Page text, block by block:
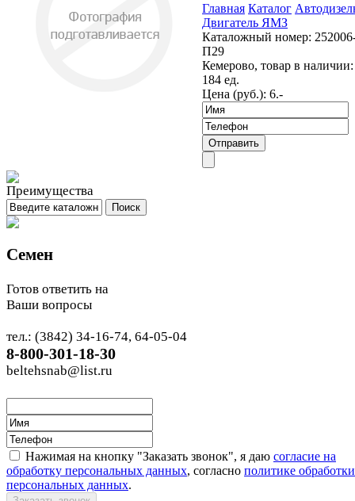
Главная Каталог
Двигатель ЯМЗ
Каталожный номер:
П29
Кемерово, товар в наличии:
184 ед.
Цена (руб.): 6.-
Семен
Готов ответить на
Ваши вопросы
тел.: (3842) 34-16-74, 64-05-04
8-800-301-18-30
beltehsnab@list.ru
Нажимая на кнопку "Заказать звонок", я даю согласие на
обработку персональных данных, согласно политике обработки
персональных данных.